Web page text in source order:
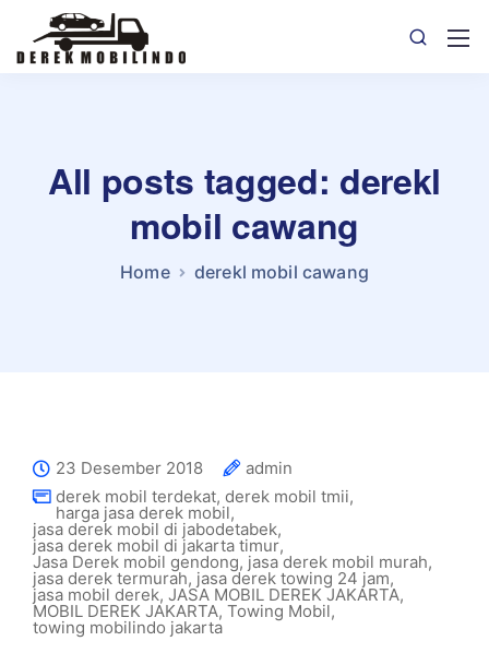
All posts tagged: derekl
mobil cawang
Home derekl mobil cawang
23 Desember 2018
admin
derek mobil terdekat, derek mobil tmii,
harga jasa derek mobil,
jasa derek mobil di jabodetabek,
jasa derek mobil di jakarta timur,
Jasa Derek mobil gendong, jasa derek mobil murah,
jasa derek termurah, jasa derek towing 24 jam,
jasa mobil derek, JASA MOBIL DEREK JAKARTA,
MOBIL DEREK JAKARTA, Towing Mobil,
towing mobilindo jakarta